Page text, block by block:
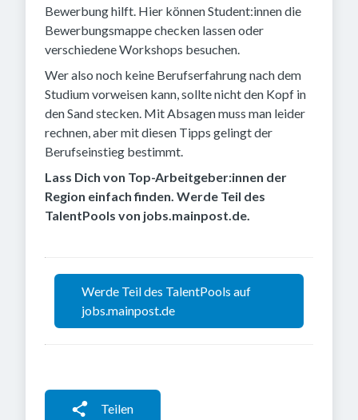
Bewerbung hilft. Hier können Student:innen die
Bewerbungsmappe checken lassen oder
verschiedene Workshops besuchen.
Wer also noch keine Berufserfahrung nach dem
Studium vorweisen kann, sollte nicht den Kopf in
den Sand stecken. Mit Absagen muss man leider
rechnen, aber mit diesen Tipps gelingt der
Berufseinstieg bestimmt.
Lass Dich von Top-Arbeitgeber:innen der
Region einfach finden. Werde Teil des
TalentPools von jobs.mainpost.de.
Werde Teil des TalentPools auf
jobs.mainpost.de
Teilen